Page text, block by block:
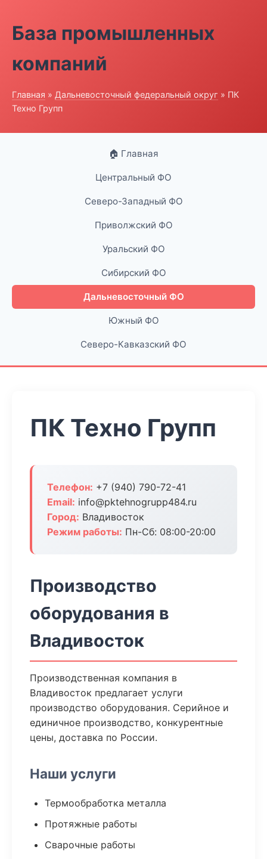
База промышленных
компаний
Главная » Дальневосточный федеральный округ » ПК
Техно Групп
🏠 Главная
Центральный ФО
Северо-Западный ФО
Приволжский ФО
Уральский ФО
Сибирский ФО
Дальневосточный ФО
Южный ФО
Северо-Кавказский ФО
ПК Техно Групп
Телефон: +7 (940) 790-72-41
Email: info@pktehnogrupp484.ru
Город: Владивосток
Режим работы: Пн-Сб: 08:00-20:00
Производство
оборудования в
Владивосток
Производственная компания в
Владивосток предлагает услуги
производство оборудования. Серийное и
единичное производство, конкурентные
цены, доставка по России.
Наши услуги
Термообработка металла
Протяжные работы
Сварочные работы